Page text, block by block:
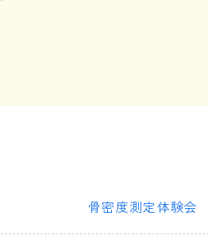
骨密度測定体験会